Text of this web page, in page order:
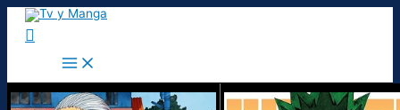
Ir
contenido
Buscar